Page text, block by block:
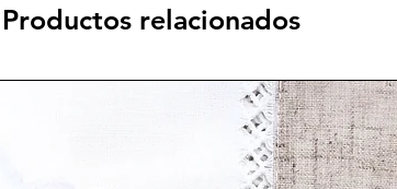
Productos relacionados